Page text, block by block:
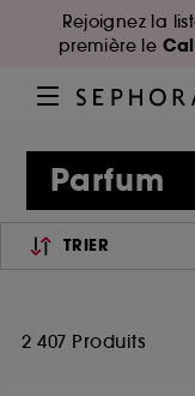
Rejoignez la
première le
Parfum
TRIER
2 407 Produits